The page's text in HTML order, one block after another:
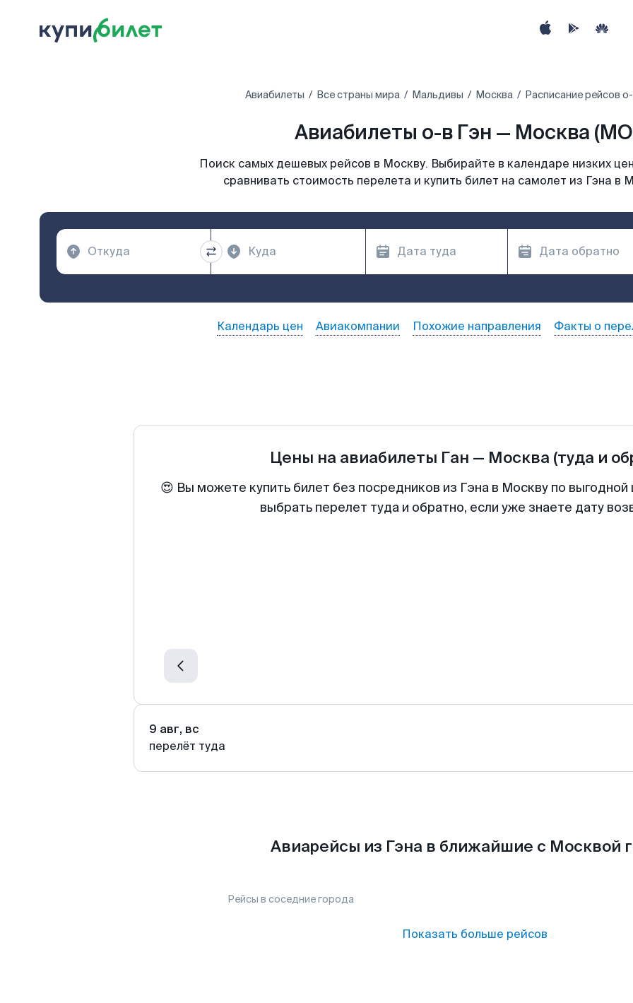
Авиабилеты Все страны мира Мальдивы Москва Расписание рейсов
Авиабилеты о-в Гэн — Москва
Поиск самых дешевых рейсов в Москву. Выбирайте в календаре низких
сравнивать стоимость перелета и купить билет на самолет из Гэна в
Календарь цен Авиакомпании Похожие направления Факты о
Цены на авиабилеты Ган — Москва (туда и
😍 Вы можете купить билет без посредников из Гэна в Москву по
выбрать перелет туда и обратно, если уже знаете дату
9 авг, вс
перелёт туда
Авиарейсы из Гэна в ближайшие с Москвой
Рейсы в соседние города
Показать больше рейсов